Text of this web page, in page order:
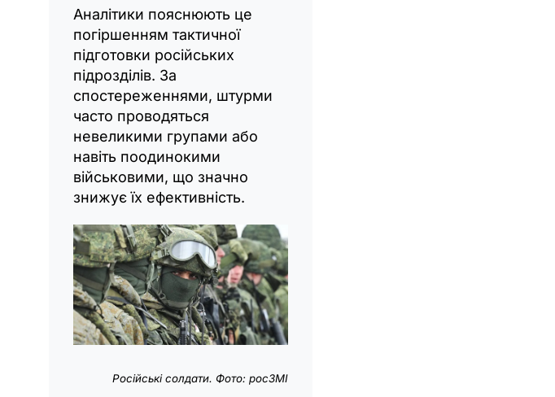
Аналітики пояснюють це
погіршенням тактичної
підготовки російських
підрозділів. За
спостереженнями, штурми
часто проводяться
невеликими групами або
навіть поодинокими
військовими, що значно
знижує їх ефективність.
Російські солдати. Фото: росЗМІ